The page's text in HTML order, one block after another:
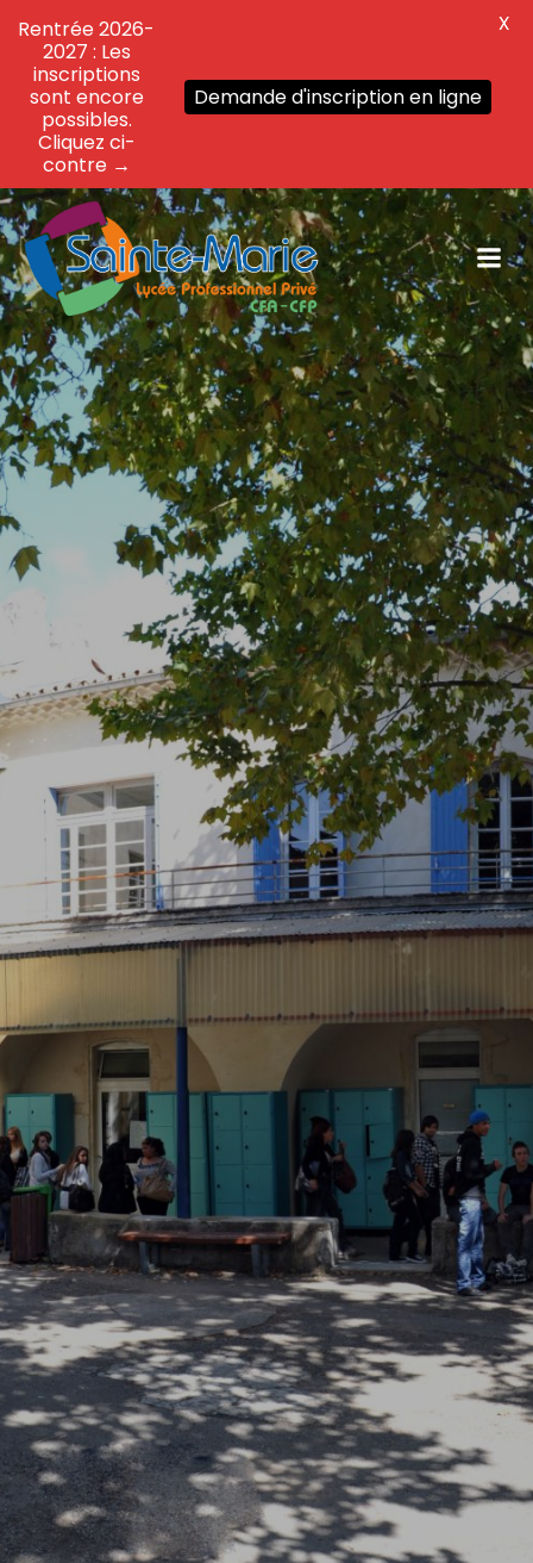
Aller
au
contenu
Rentrée 2026-
2027 : Les
inscriptions
sont encore
possibles.
Cliquez ci-
contre →
Demande d'inscription en ligne
X